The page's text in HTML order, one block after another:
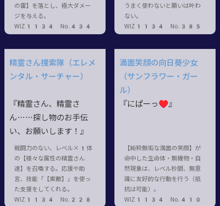
の雷】を落とし、極大ダメー
ジを与える。
WIZ1134 No.434
うまく使わないと願いは叶わ
ない。
WIZ1134 No.385
精霊さん捜索隊（エレメ
ンタル・サーチャー）
『精霊さん、精霊さ
ん……探し物のお手伝
い、お願いします！』
戦闘力のない、レベル×1体
の【様々な属性の精霊さん
達】を召喚する。応援や助
言、技能「【索敵】」を使っ
た支援をしてくれる。
WIZ1134 No.228
満面笑顔の向日葵少女
（サンフラワー・ガー
ル）
『にぱーっ♥』
【純粋無垢な満面の笑顔】が
命中した生命体・無機物・自
然現象は、レベル秒間、無意
識に友好的な行動を行う（抵
抗は可能）。
WIZ1134 No.410